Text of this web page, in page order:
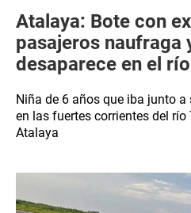
Atalaya: Bote con
pasajeros naufraga
desaparece en el río
Niña de 6 años que iba junto
en las fuertes corrientes del
Atalaya